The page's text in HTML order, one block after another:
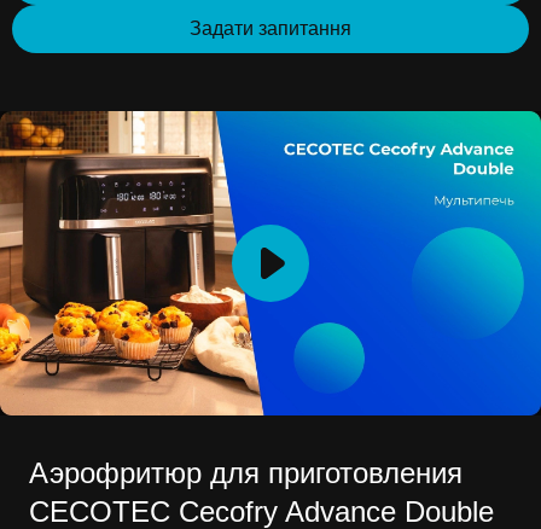
Задати запитання
Аэрофритюр для приготовления
CECOTEC Cecofry Advance Double